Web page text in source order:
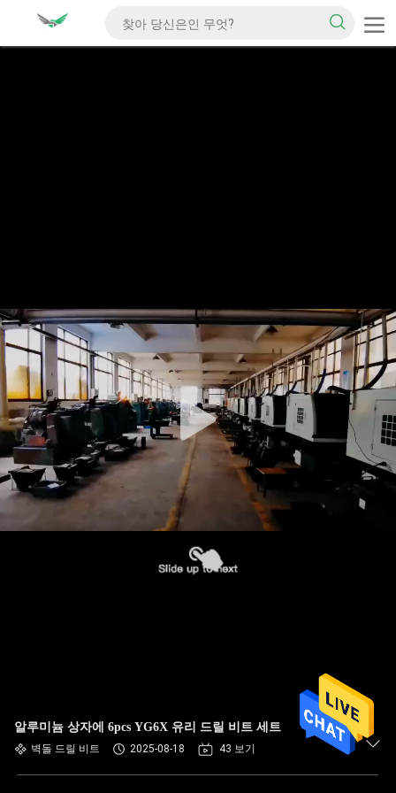
알루미늄 상자에 6pcs YG6X 유리 드릴 비트 세트
벽돌 드릴 비트 2025-08-18 43 보기